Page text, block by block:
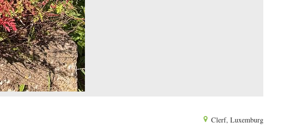
Clerf, Luxemburg